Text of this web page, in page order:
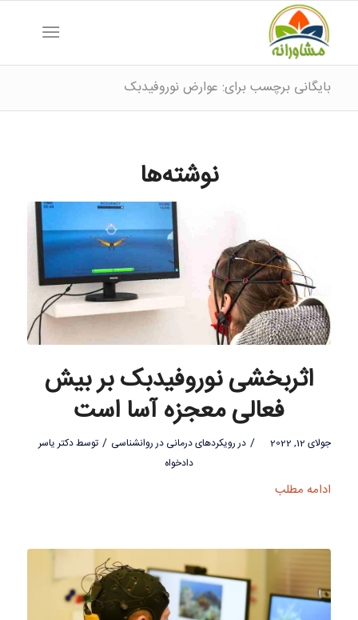
بایگانی برچسب برای: عوارض نوروفیدبک
نوشته‌ها
اثربخشی نوروفیدبک بر بیش
فعالی معجزه آسا است
جولای 12, 2022 / در رویکردهای درمانی در روانشناسی / توسطدکتر یاسر
دادخواه
ادامه مطلب